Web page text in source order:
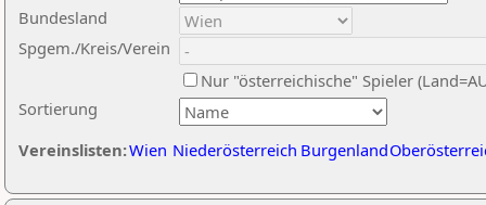
Sortierung
Bundesland
Spgem./Kreis/Verein
Nur "österreichische" Spieler
Vereinslisten:Wien Niederösterreich Burgenland